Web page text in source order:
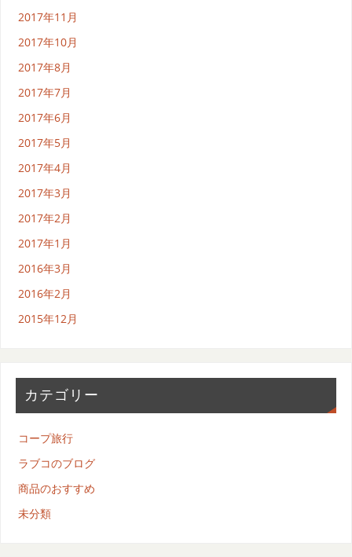
2017年11月
2017年10月
2017年8月
2017年7月
2017年6月
2017年5月
2017年4月
2017年3月
2017年2月
2017年1月
2016年3月
2016年2月
2015年12月
カテゴリー
コープ旅行
ラブコのブログ
商品のおすすめ
未分類